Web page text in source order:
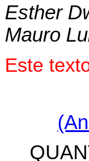
Esther
Mauro
Este